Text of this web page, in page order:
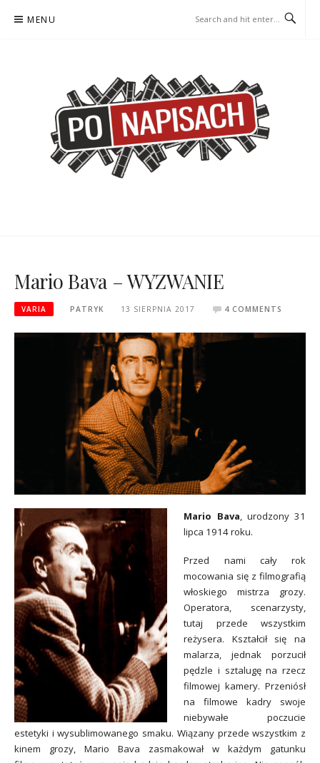
MENU
Mario Bava – WYZWANIE
VARIA PATRYK 13 SIERPNIA 2017 4 COMMENTS
Mario Bava, urodzony 31
lipca 1914 roku.
Przed nami cały rok
mocowania się z filmografią
włoskiego mistrza grozy.
Operatora, scenarzysty,
tutaj przede wszystkim
reżysera. Kształcił się na
malarza, jednak porzucił
pędzle i sztalugę na rzecz
filmowej kamery. Przeniósł
na filmowe kadry swoje
niebywałe poczucie
estetyki i wysublimowanego smaku. Wiązany przede wszystkim z
kinem grozy, Mario Bava zasmakował w każdym gatunku